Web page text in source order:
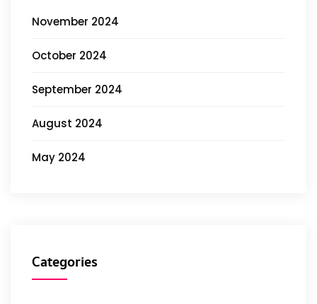
November 2024
October 2024
September 2024
August 2024
May 2024
Categories